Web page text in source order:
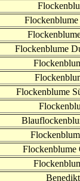
Flockenblume
Flockenblume
Flockenb
Flockenblume